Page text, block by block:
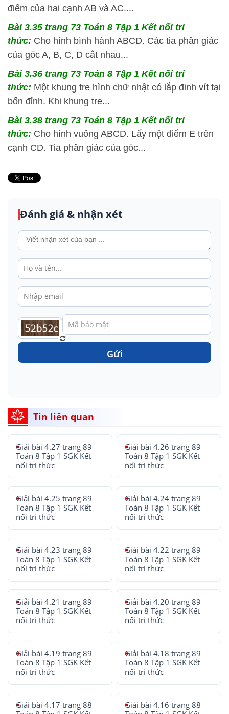
điểm của hai cạnh AB và AC....
Bài 3.35 trang 73 Toán 8 Tập 1 Kết nối tri
thức: Cho hình bình hành ABCD. Các tia phân giác
của góc A, B, C, D cắt nhau...
Bài 3.36 trang 73 Toán 8 Tập 1 Kết nối tri
thức: Một khung tre hình chữ nhật có lắp đinh vít tại
bốn đỉnh. Khi khung tre...
Bài 3.38 trang 73 Toán 8 Tập 1 Kết nối tri
thức: Cho hình vuông ABCD. Lấy một điểm E trên
cạnh CD. Tia phân giác của góc...
Đánh giá & nhận xét
Gửi
Tin liên quan
Giải bài 4.27 trang 89
Toán 8 Tập 1 SGK Kết
nối tri thức
Giải bài 4.26 trang 89
Toán 8 Tập 1 SGK Kết
nối tri thức
Giải bài 4.25 trang 89
Toán 8 Tập 1 SGK Kết
nối tri thức
Giải bài 4.24 trang 89
Toán 8 Tập 1 SGK Kết
nối tri thức
Giải bài 4.23 trang 89
Toán 8 Tập 1 SGK Kết
nối tri thức
Giải bài 4.22 trang 89
Toán 8 Tập 1 SGK Kết
nối tri thức
Giải bài 4.21 trang 89
Toán 8 Tập 1 SGK Kết
nối tri thức
Giải bài 4.20 trang 89
Toán 8 Tập 1 SGK Kết
nối tri thức
Giải bài 4.19 trang 89
Toán 8 Tập 1 SGK Kết
nối tri thức
Giải bài 4.18 trang 89
Toán 8 Tập 1 SGK Kết
nối tri thức
Giải bài 4.17 trang 88
Giải bài 4.16 trang 88